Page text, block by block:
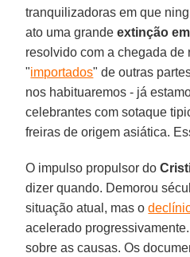
tranquilizadoras em que
ato uma grandeextinção
resolvido com a chegada
"importados" de outras
nos habituaremos - já
celebrantes com sotaque
freiras de origem asiática.
O impulso propulsor do
dizer quando. Demorou
situação atual, mas o
acelerado
sobre as causas. Os